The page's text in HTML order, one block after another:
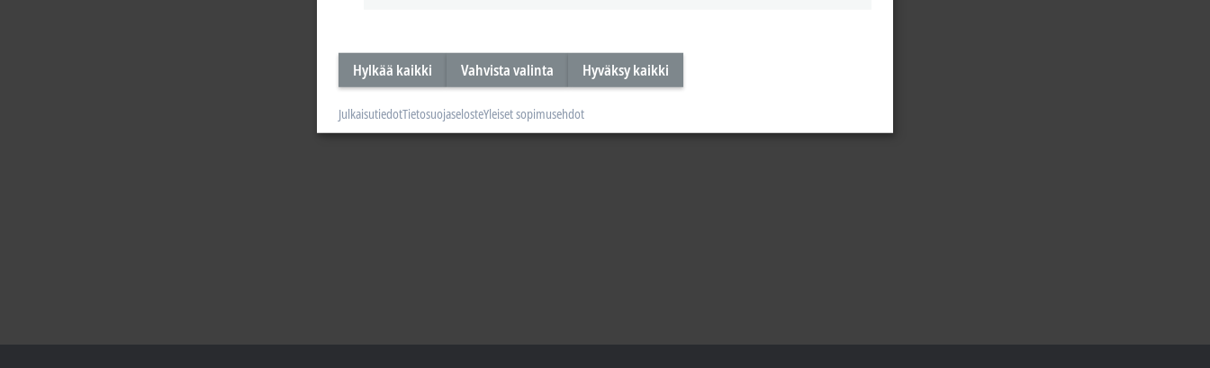
Hylkää kaikki Vahvista valinta Hyväksy kaikki
JulkaisutiedotTietosuojaselosteYleiset sopimusehdot